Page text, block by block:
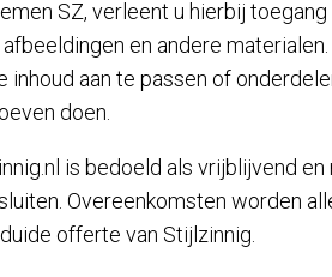
SZ, verleent u hierbij
en andere
inhoud aan te passen of
doen.
is bedoeld als vrijblijvend
Overeenkomsten worden
offerte van Stijlzinnig.